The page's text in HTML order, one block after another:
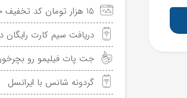
15 هزار تومان کد تخفیف خرید نان از اسنپ فود
دریافت سیم کارت رایگان
جت پات فیلیمو رو
گردونه شانس با ایرانسل